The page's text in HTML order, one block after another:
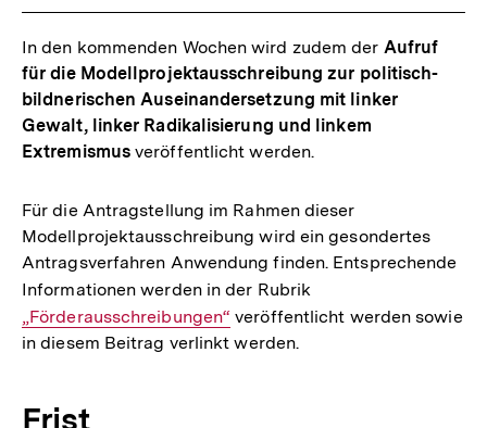
In den kommenden Wochen wird zudem der Aufruf
für die Modellprojektausschreibung zur politisch-
bildnerischen Auseinandersetzung mit linker
Gewalt, linker Radikalisierung und linkem
Extremismus veröffentlicht werden.
Für die Antragstellung im Rahmen dieser
Modellprojektausschreibung wird ein gesondertes
Antragsverfahren Anwendung finden. Entsprechende
Informationen werden in der Rubrik
Link:
„Förderausschreibungen“ veröffentlicht werden sowie
in diesem Beitrag verlinkt werden.
Frist